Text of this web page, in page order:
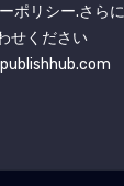
ポリシー.さら
せください